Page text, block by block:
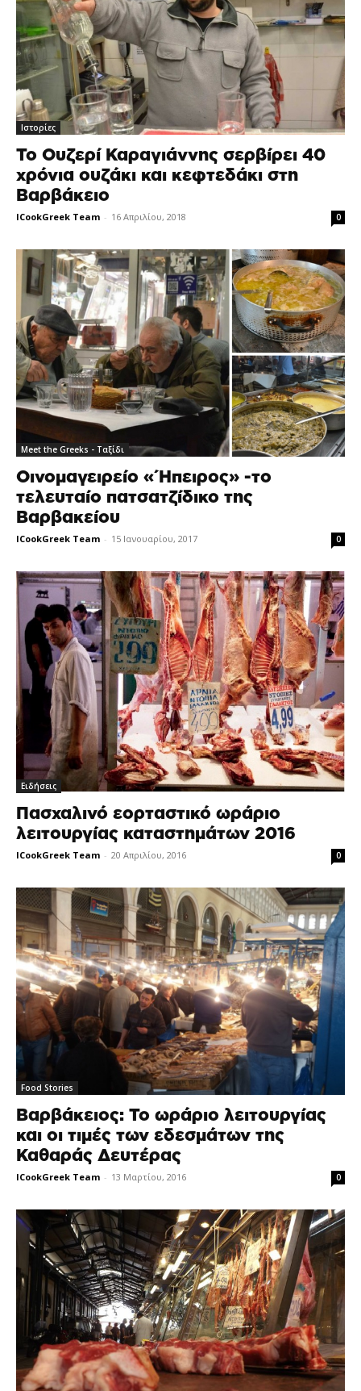
Ιστορίες
Το Ουζερί Καραγιάννης σερβίρει 40
χρόνια ουζάκι και κεφτεδάκι στη
Βαρβάκειο
ICookGreek Team - 16 Απριλίου, 2018 0
Meet the Greeks - Ταξίδι
Οινομαγειρείο «Ήπειρος» -το
τελευταίο πατσατζίδικο της
Βαρβακείου
ICookGreek Team - 15 Ιανουαρίου, 2017 0
Ειδήσεις
Πασχαλινό εορταστικό ωράριο
λειτουργίας καταστημάτων 2016
ICookGreek Team - 20 Απριλίου, 2016 0
Food Stories
Βαρβάκειος: Το ωράριο λειτουργίας
και οι τιμές των εδεσμάτων της
Καθαράς Δευτέρας
ICookGreek Team - 13 Μαρτίου, 2016 0